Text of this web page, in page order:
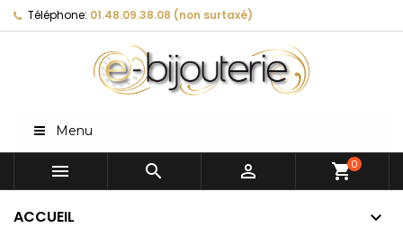
Téléphone: 01.48.09.38.08 (non surtaxé)
Menu
   shopping_cart0
ACCUEIL